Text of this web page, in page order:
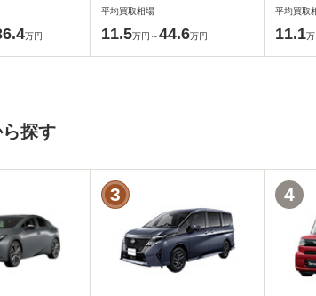
万円
平均買取相場
11.5万円～44.6万円
平均買取
11.1万
探す
3 4